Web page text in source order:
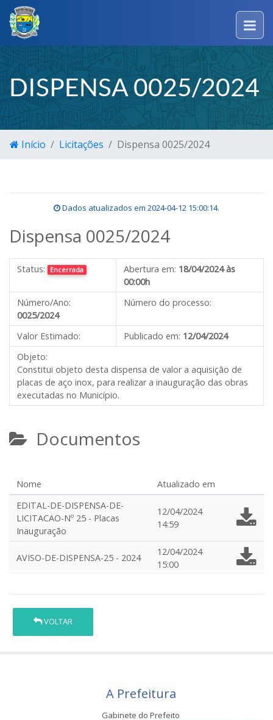
DISPENSA 0025/2024
Início Licitações Dispensa 0025/2024
Dados atualizados em 2024-04-12 15:00:14.
Dispensa 0025/2024
Status: Encerrada Abertura em: 18/04/2024 às
00:00h
Número/Ano:
0025/2024
Número do processo:
Valor Estimado: Publicado em: 12/04/2024
Objeto:
Constitui objeto desta dispensa de valor a aquisição de
placas de aço inox, para realizar a inauguração das obras
executadas no Município.
Documentos
Nome
Atualizado em
EDITAL-DE-DISPENSA-DE-
LICITACAO-Nº 25 - Placas
Inauguração
12/04/2024
14:59
AVISO-DE-DISPENSA-25 - 2024
12/04/2024
15:00
VOLTAR
A Prefeitura
Gabinete do Prefeito